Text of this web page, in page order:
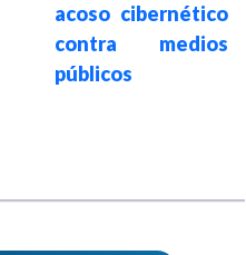
acoso cibernético
contra medios
públicos